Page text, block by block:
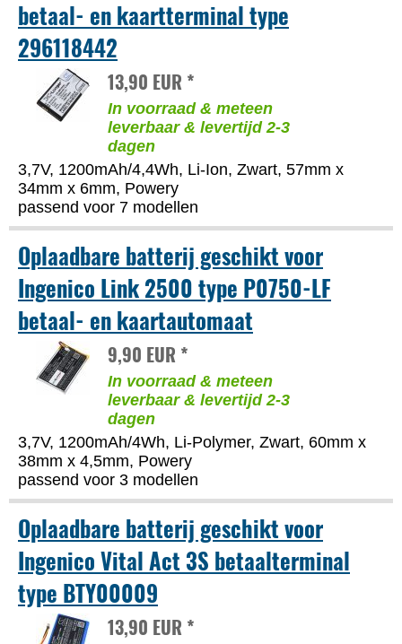
betaal- en kaartterminal type
296118442
13,90 EUR *
In voorraad & meteen
leverbaar & levertijd 2-3
dagen
3,7V, 1200mAh/4,4Wh, Li-Ion, Zwart, 57mm x
34mm x 6mm, Powery
passend voor 7 modellen
Oplaadbare batterij geschikt voor
Ingenico Link 2500 type P0750-LF
betaal- en kaartautomaat
9,90 EUR *
In voorraad & meteen
leverbaar & levertijd 2-3
dagen
3,7V, 1200mAh/4Wh, Li-Polymer, Zwart, 60mm x
38mm x 4,5mm, Powery
passend voor 3 modellen
Oplaadbare batterij geschikt voor
Ingenico Vital Act 3S betaalterminal
type BTY00009
13,90 EUR *